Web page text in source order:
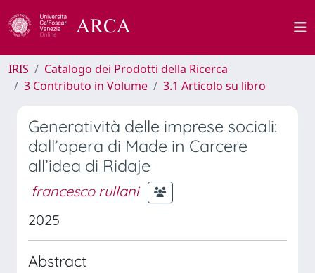
IRIS
Catalogo dei Prodotti della Ricerca
3 Contributo in Volume
3.1 Articolo su libro
Generatività delle imprese sociali:
dall’opera di Made in Carcere
all’idea di Ridaje
francesco rullani
2025
Abstract